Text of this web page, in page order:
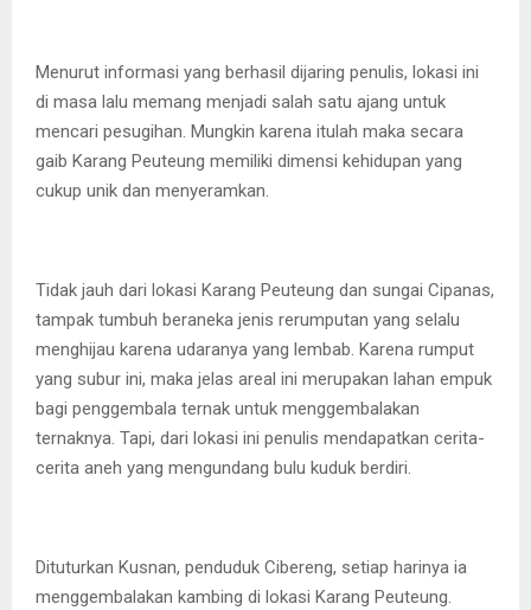
Menurut informasi yang berhasil dijaring penulis, lokasi ini
di masa lalu memang menjadi salah satu ajang untuk
mencari pesugihan. Mungkin karena itulah maka secara
gaib Karang Peuteung memiliki dimensi kehidupan yang
cukup unik dan menyeramkan.
Tidak jauh dari lokasi Karang Peuteung dan sungai Cipanas,
tampak tumbuh beraneka jenis rerumputan yang selalu
menghijau karena udaranya yang lembab. Karena rumput
yang subur ini, maka jelas areal ini merupakan lahan empuk
bagi penggembala ternak untuk menggembalakan
ternaknya. Tapi, dari lokasi ini penulis mendapatkan cerita-
cerita aneh yang mengundang bulu kuduk berdiri.
Dituturkan Kusnan, penduduk Cibereng, setiap harinya ia
menggembalakan kambing di lokasi Karang Peuteung.